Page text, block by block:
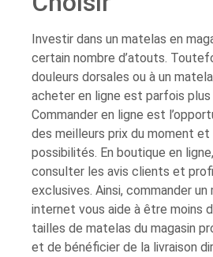
Investir dans un matelas en
certain nombre d’atouts.
douleurs dorsales ou à un
acheter en ligne est parfois
Commander en ligne est
des meilleurs prix du moment et
possibilités. En boutique en
consulter les avis clients et
exclusives. Ainsi, commander
internet vous aide à être moins
tailles de matelas du magasin
et de bénéficier de la livraison